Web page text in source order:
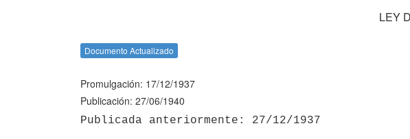
LEY
Documento Actualizado
Promulgación: 17/12/1937
Publicación: 27/06/1940